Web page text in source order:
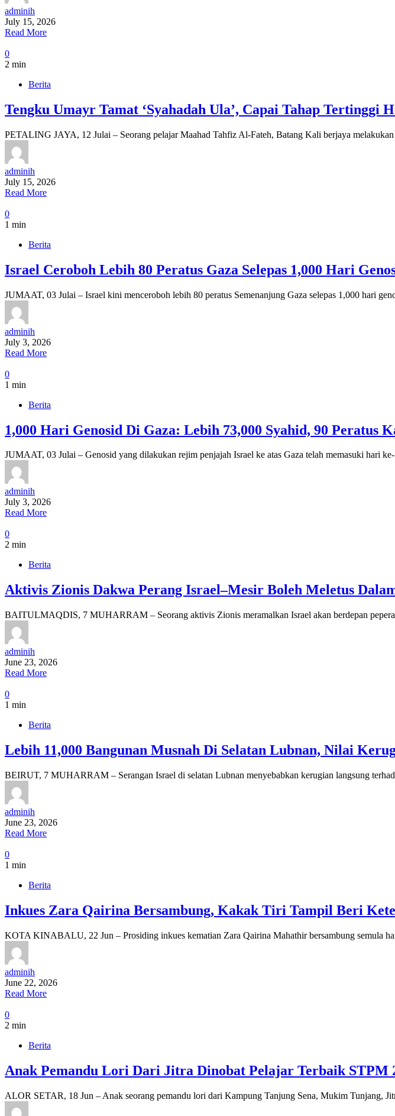
adminih
July 15, 2026
Read More
0
2 min
Berita
Tengku Umayr Tamat ‘Syahadah Ula’, Capai Tahap Tertinggi
PETALING JAYA, 12 Julai – Seorang pelajar Maahad Tahfiz Al-Fateh, Batang Kali berjaya
adminih
July 15, 2026
Read More
0
1 min
Berita
Israel Ceroboh Lebih 80 Peratus Gaza Selepas 1,000 Hari
JUMAAT, 03 Julai – Israel kini menceroboh lebih 80 peratus Semenanjung Gaza selepas 1,000 hari
adminih
July 3, 2026
Read More
0
1 min
Berita
1,000 Hari Genosid Di Gaza: Lebih 73,000 Syahid, 90 Peratus
JUMAAT, 03 Julai – Genosid yang dilakukan rejim penjajah Israel ke atas Gaza telah memasuki hari
adminih
July 3, 2026
Read More
0
2 min
Berita
Aktivis Zionis Dakwa Perang Israel–Mesir Boleh Meletus
BAITULMAQDIS, 7 MUHARRAM – Seorang aktivis Zionis meramalkan Israel akan berdepan
adminih
June 23, 2026
Read More
0
1 min
Berita
Lebih 11,000 Bangunan Musnah Di Selatan Lubnan, Nilai
BEIRUT, 7 MUHARRAM – Serangan Israel di selatan Lubnan menyebabkan kerugian langsung
adminih
June 23, 2026
Read More
0
1 min
Berita
Inkues Zara Qairina Bersambung, Kakak Tiri Tampil Beri
KOTA KINABALU, 22 Jun – Prosiding inkues kematian Zara Qairina Mahathir bersambung semula
adminih
June 22, 2026
Read More
0
2 min
Berita
Anak Pemandu Lori Dari Jitra Dinobat Pelajar Terbaik STPM
ALOR SETAR, 18 Jun – Anak seorang pemandu lori dari Kampung Tanjung Sena, Mukim Tunjang,